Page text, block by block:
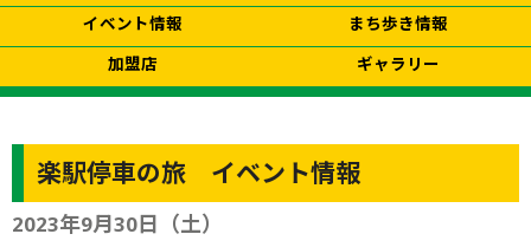
イベント情報
まち歩き情報
加盟店
ギャラリー
楽駅停車の旅 イベント情報
2023年9月30日（土）